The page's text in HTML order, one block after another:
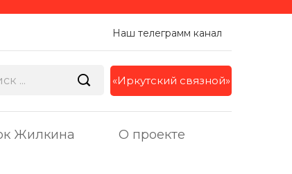
Наш телеграмм канал
«Иркутский связной»
Жилкина О проекте